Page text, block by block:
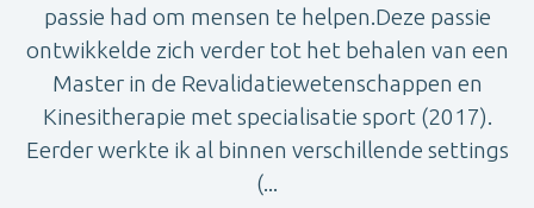
passie had om mensen te helpen.Deze passie
ontwikkelde zich verder tot het behalen van een
Master in de Revalidatiewetenschappen en
Kinesitherapie met specialisatie sport (2017).
Eerder werkte ik al binnen verschillende settings
(...